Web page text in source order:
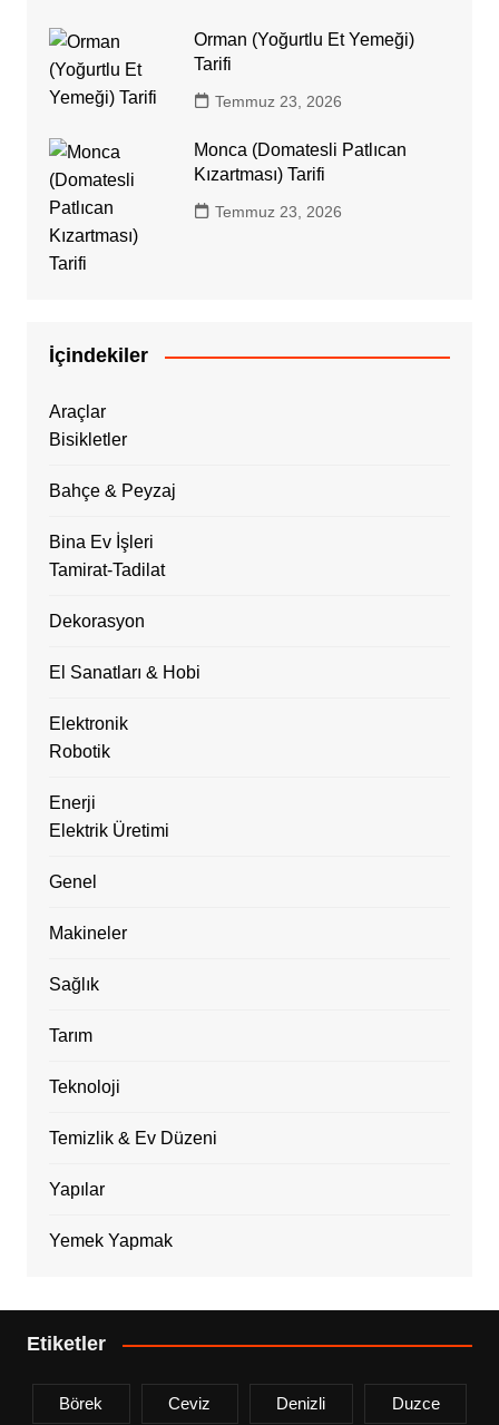
Orman (Yoğurtlu Et Yemeği)
Tarifi
Temmuz 23, 2026
Monca (Domatesli Patlıcan
Kızartması) Tarifi
Temmuz 23, 2026
İçindekiler
Araçlar
Bisikletler
Bahçe & Peyzaj
Bina Ev İşleri
Tamirat-Tadilat
Dekorasyon
El Sanatları & Hobi
Elektronik
Robotik
Enerji
Elektrik Üretimi
Genel
Makineler
Sağlık
Tarım
Teknoloji
Temizlik & Ev Düzeni
Yapılar
Yemek Yapmak
Etiketler
Börek Ceviz Denizli Duzce